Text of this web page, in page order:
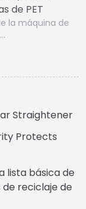
de PET
la máquina de
Straightener
Protects
lista básica de
de reciclaje de